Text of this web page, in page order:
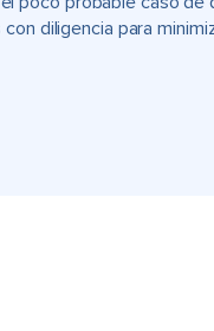
diligencia para